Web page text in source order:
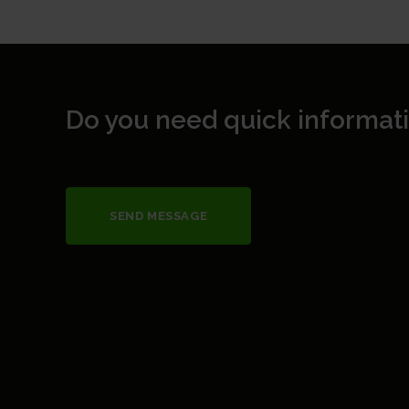
Do you need quick
SEND MESSAGE